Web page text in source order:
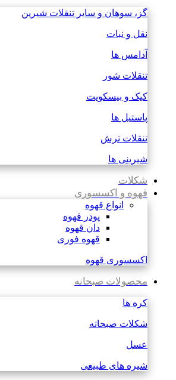
گز، سوهان و سایر تنقلات شیرین
نقل و نبات
آدامس ها
تنقلات شور
کیک و بیسکویت
پاستیل ها
تنقلات ترش
شیرینی ها
شکلات
قهوه و اکسسوری
انواع قهوه
پودر قهوه
دان قهوه
قهوه فوری
اکسسوری قهوه
محصولات صبحانه
کره ها
شکلات صبحانه
عسل
شیره های طبیعی